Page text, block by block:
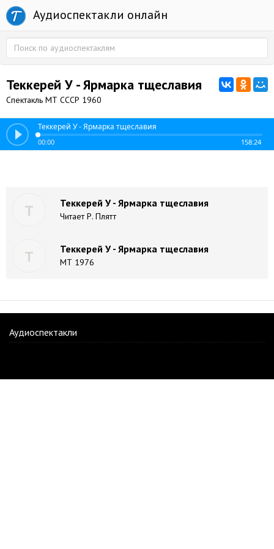
Аудиоспектакли онлайн
Теккерей У - Ярмарка тщеславия
Спектакль МТ СССР 1960
Теккерей У - Ярмарка тщеславия
00:00 158:24
Т Теккерей У - Ярмарка тщеславия
Читает Р. Плятт
Т Теккерей У - Ярмарка тщеславия
МТ 1976
Аудиоспектакли